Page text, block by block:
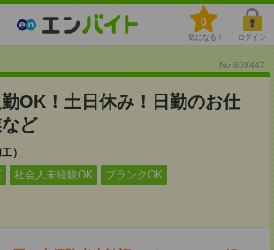
0
気になる！ ログイン
No.869447
OK！土日休み！日勤のお仕
ど
）
社会人未経験OK ブランクOK